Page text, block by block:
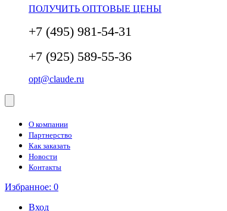
ПОЛУЧИТЬ ОПТОВЫЕ ЦЕНЫ
+7 (495) 981-54-31
+7 (925) 589-55-36
opt@claude.ru
О компании
Партнерство
Как заказать
Новости
Контакты
Избранное: 0
Вход